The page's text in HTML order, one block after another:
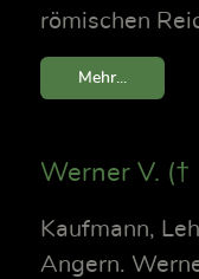
römischen
Mehr...
Werner V.
Kaufmann,
Angern.